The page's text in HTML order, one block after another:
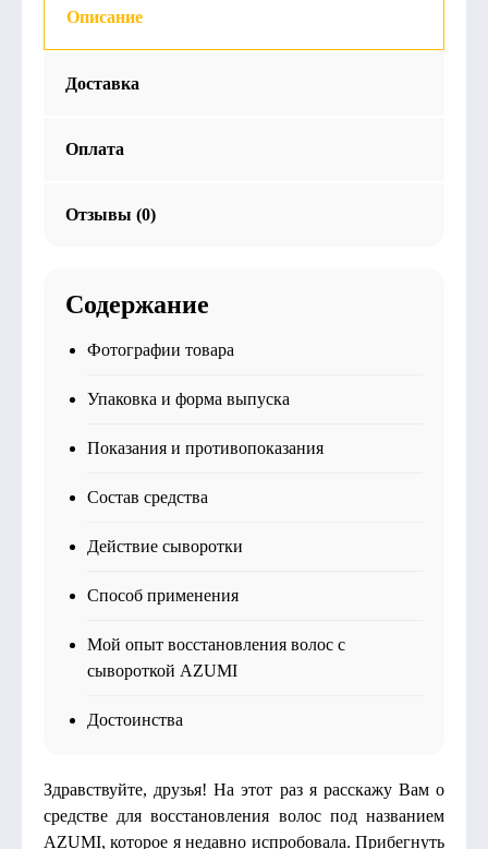
Описание
Доставка
Оплата
Отзывы (0)
Содержание
Фотографии товара
Упаковка и форма выпуска
Показания и противопоказания
Состав средства
Действие сыворотки
Способ применения
Мой опыт восстановления волос с
сывороткой AZUMI
Достоинства
Здравствуйте, друзья! На этот раз я расскажу Вам о
средстве для восстановления волос под названием
AZUMI, которое я недавно испробовала. Прибегнуть